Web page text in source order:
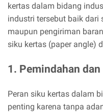
kertas dalam bidang
industri tersebut baik dari
maupun pengiriman
siku kertas (paper angle)
1. Pemindahan
Peran siku kertas dalam
penting karena tanpa